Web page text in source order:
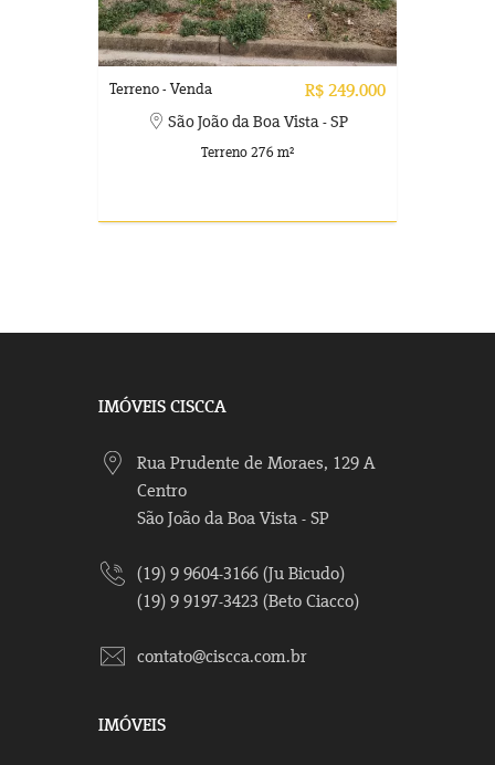
Terreno - Venda R$ 249.000
São João da Boa Vista - SP
Terreno 276 m²
IMÓVEIS CISCCA
Rua Prudente de Moraes, 129 A
Centro
São João da Boa Vista - SP
(19) 9 9604-3166 (Ju Bicudo)
(19) 9 9197-3423 (Beto Ciacco)
contato@ciscca.com.br
IMÓVEIS